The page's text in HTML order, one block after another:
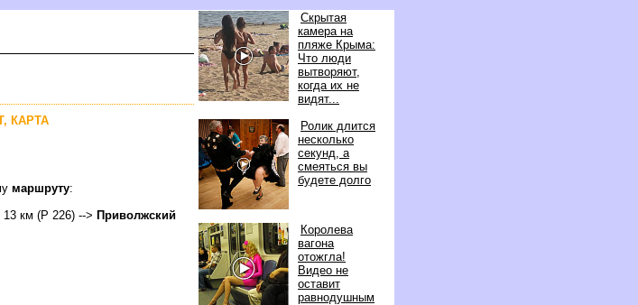
Скрытая
камера на
пляже Крыма:
Что люди
ытворяют,
когда их не
идят...
Ролик длится
несколько
секунд, а
смеяться вы
удете долго
Королева
агона
отожгла!
идео не
оставит
равнодушным
КАРТА
маршруту:
13 км (Р 226) --> Приволжский